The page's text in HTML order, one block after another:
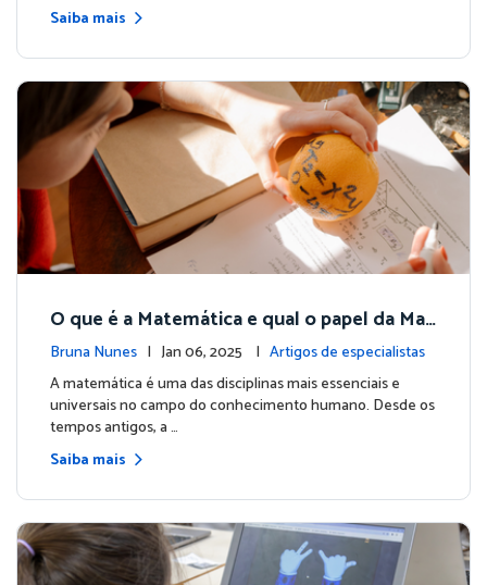
Saiba mais
O que é a Matemática e qual o papel da Mat
ific no ensino da disciplina?
Bruna Nunes | Jan 06, 2025 | Artigos de especialistas
A matemática é uma das disciplinas mais essenciais e
universais no campo do conhecimento humano. Desde os
tempos antigos, a …
Saiba mais